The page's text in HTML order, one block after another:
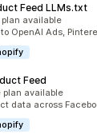
Feed LLMs.txt
plan available
OpenAI Ads,
Feed
plan available
data across